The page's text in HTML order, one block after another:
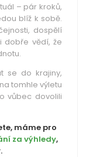
– pár kroků,
blíž k sobě.
dospělí
dobře vědí, že
se do krajiny,
tomhle výletu
vůbec dovolili
máme pro
za výhledy,